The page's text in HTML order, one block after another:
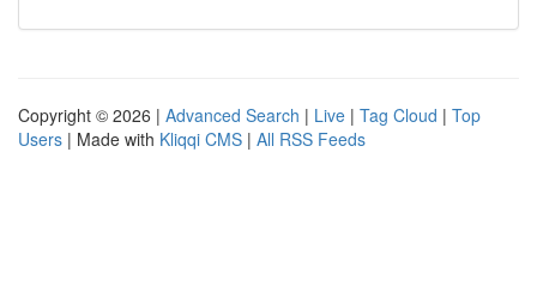
Copyright © 2026 | Advanced Search | Live | Tag Cloud | Top
Users | Made with Kliqqi CMS | All RSS Feeds